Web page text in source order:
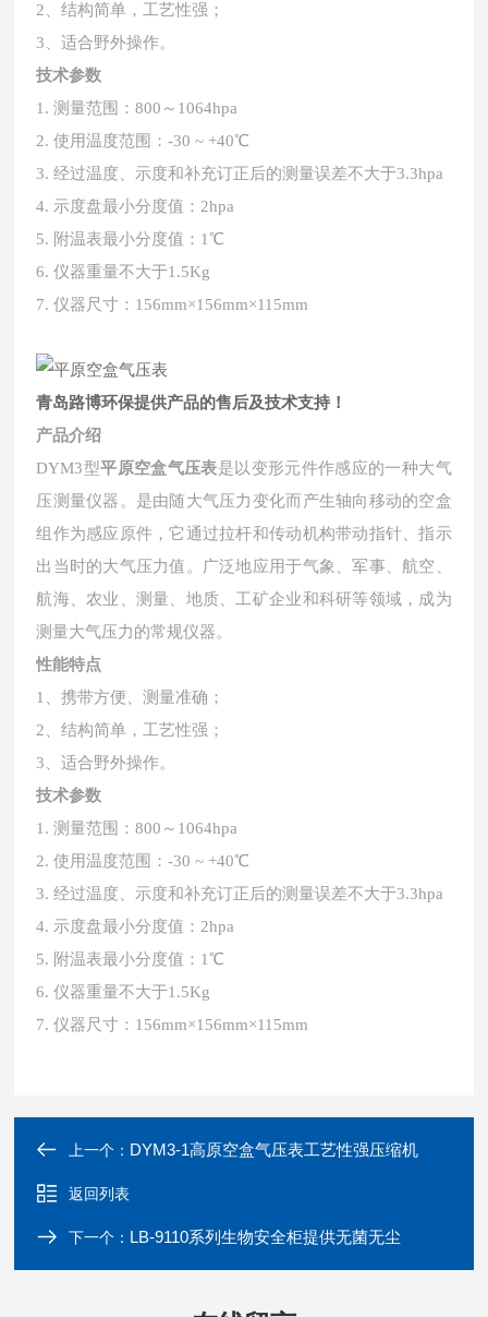
2、结构简单，工艺性强；
3、适合野外操作。
技术参数
1. 测量范围：800～1064hpa
2. 使用温度范围：-30 ~ +40℃
3. 经过温度、示度和补充订正后的测量误差不大于3.3hpa
4. 示度盘最小分度值：2hpa
5. 附温表最小分度值：1℃
6. 仪器重量不大于1.5Kg
7. 仪器尺寸：156mm×156mm×115mm
青岛路博环保提供产品的售后及技术支持！
产品介绍
DYM3型平原空盒气压表是以变形元件作感应的一种大气
压测量仪器。是由随大气压力变化而产生轴向移动的空盒
组作为感应原件，它通过拉杆和传动机构带动指针、指示
出当时的大气压力值。广泛地应用于气象、军事、航空、
航海、农业、测量、地质、工矿企业和科研等领域，成为
测量大气压力的常规仪器。
性能特点
1、携带方便、测量准确；
2、结构简单，工艺性强；
3、适合野外操作。
技术参数
1. 测量范围：800～1064hpa
2. 使用温度范围：-30 ~ +40℃
3. 经过温度、示度和补充订正后的测量误差不大于3.3hpa
4. 示度盘最小分度值：2hpa
5. 附温表最小分度值：1℃
6. 仪器重量不大于1.5Kg
7. 仪器尺寸：156mm×156mm×115mm
上一个： DYM3-1高原空盒气压表工艺性强压缩机
返回列表
下一个： LB-9110系列生物安全柜提供无菌无尘